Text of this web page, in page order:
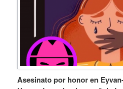
Asesinato por honor en